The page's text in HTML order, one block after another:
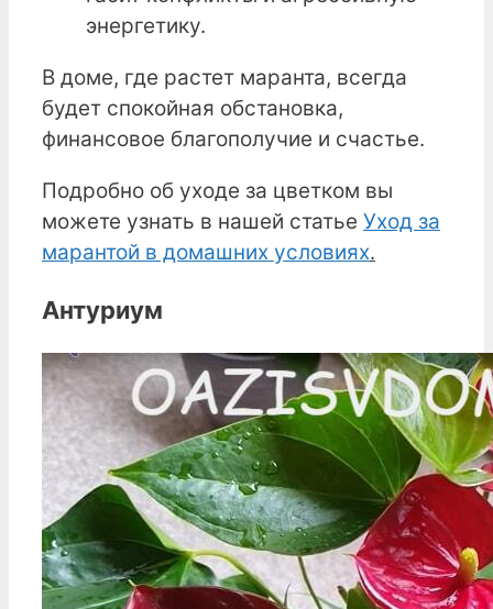
энергетику.
В доме, где растет маранта, всегда
будет спокойная обстановка,
финансовое благополучие и счастье.
Подробно об уходе за цветком вы
можете узнать в нашей статье Уход за
марантой в домашних условиях.
Антуриум